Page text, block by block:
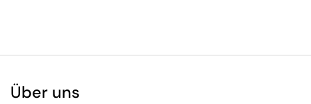
Über uns